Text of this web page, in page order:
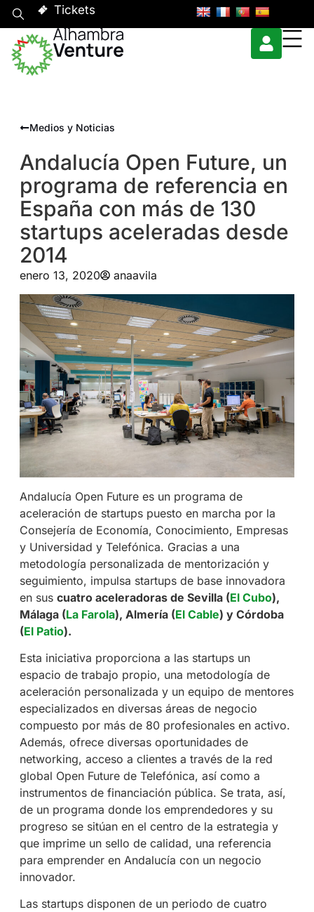
Tickets
Medios y Noticias
Andalucía Open Future, un
programa de referencia en
España con más de 130
startups aceleradas desde
2014
enero 13, 2020 anaavila
Andalucía Open Future es un programa de
aceleración de startups puesto en marcha por la
Consejería de Economía, Conocimiento, Empresas
y Universidad y Telefónica. Gracias a una
metodología personalizada de mentorización y
seguimiento, impulsa startups de base innovadora
en sus cuatro aceleradoras de Sevilla (El Cubo),
Málaga (La Farola), Almería (El Cable) y Córdoba
(El Patio).
Esta iniciativa proporciona a las startups un
espacio de trabajo propio, una metodología de
aceleración personalizada y un equipo de mentores
especializados en diversas áreas de negocio
compuesto por más de 80 profesionales en activo.
Además, ofrece diversas oportunidades de
networking, acceso a clientes a través de la red
global Open Future de Telefónica, así como a
instrumentos de financiación pública. Se trata, así,
de un programa donde los emprendedores y su
progreso se sitúan en el centro de la estrategia y
que imprime un sello de calidad, una referencia
para emprender en Andalucía con un negocio
innovador.
Las startups disponen de un periodo de cuatro